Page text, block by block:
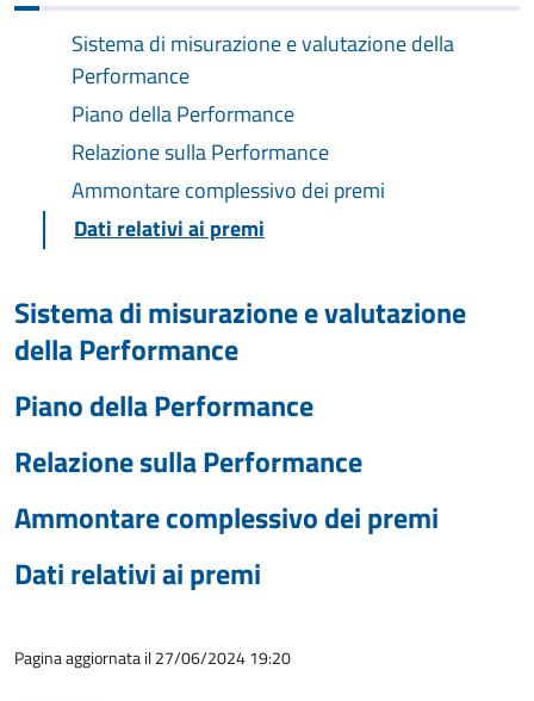
Sistema di misurazione e valutazione della
Performance
Piano della Performance
Relazione sulla Performance
Ammontare complessivo dei premi
Dati relativi ai premi
Sistema di misurazione e valutazione
della Performance
Piano della Performance
Relazione sulla Performance
Ammontare complessivo dei premi
Dati relativi ai premi
Pagina aggiornata il 27/06/2024 19:20